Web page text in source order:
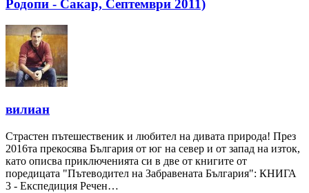
Родопи - Сакар, Септември 2011)
вилиан
Страстен пътешественик и любител на дивата природа! През
2016та прекосява България от юг на север и от запад на изток,
като описва приключенията си в две от книгите от
поредицата "Пътеводител на Забравената България": КНИГА
3 - Експедиция Речен…